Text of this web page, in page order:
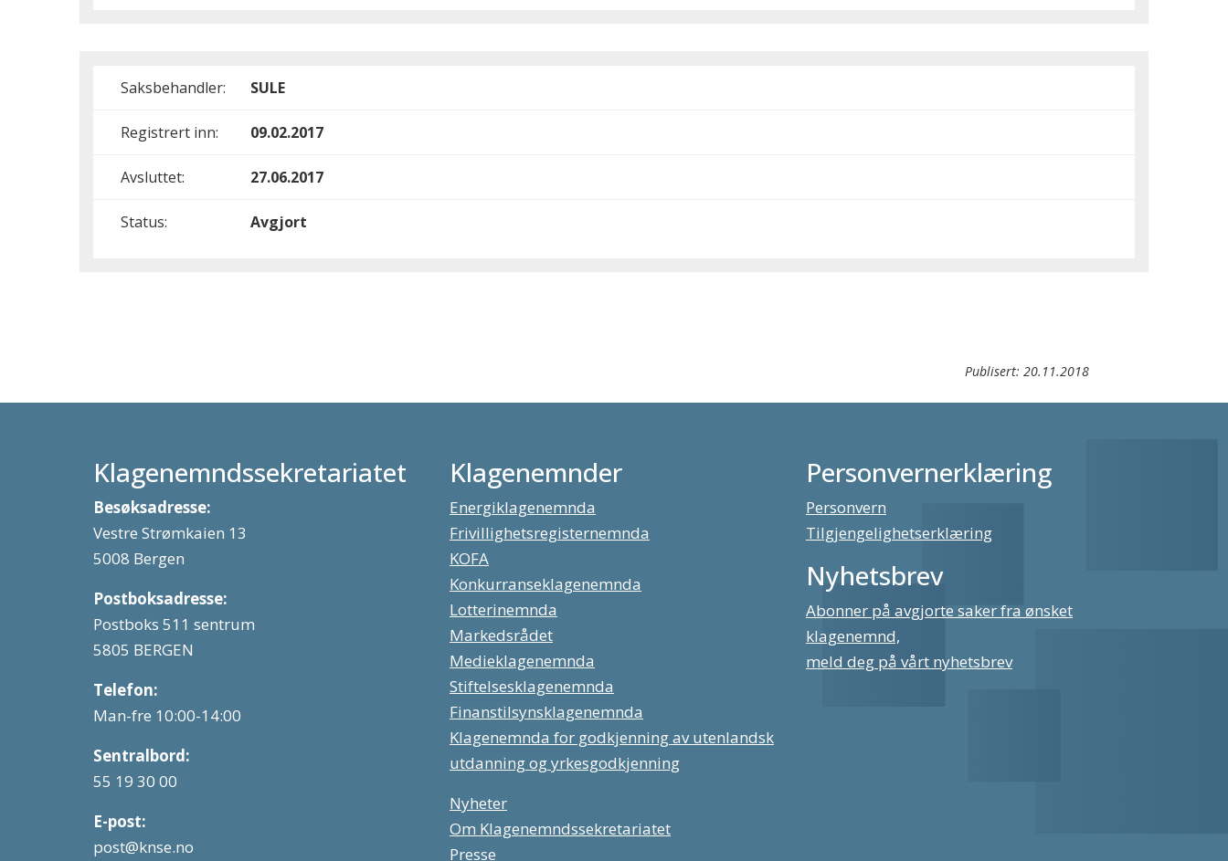
Saksbehandler: SULE
Registrert inn: 09.02.2017
Avsluttet: 27.06.2017
Status: Avgjort
Publisert: 20.11.2018
Klagenemndssekretariatet
Besøksadresse:
Vestre Strømkaien 13
5008 Bergen
Postboksadresse:
Postboks 511 sentrum
5805 BERGEN
Telefon:
Man-fre 10:00-14:00
Sentralbord:
55 19 30 00
E-post:
post@knse.no
Klagenemnder
Energiklagenemnda
Frivillighetsregisternemnda
KOFA
Konkurranseklagenemnda
Lotterinemnda
Markedsrådet
Medieklagenemnda
Stiftelsesklagenemnda
Finanstilsynsklagenemnda
Klagenemnda for godkjenning av utenlandsk
utdanning og yrkesgodkjenning
Nyheter
Om Klagenemndssekretariatet
Presse
Personvernerklæring
Personvern
Tilgjengelighetserklæring
Nyhetsbrev
Abonner på avgjorte saker fra ønsket
klagenemnd,
meld deg på vårt nyhetsbrev